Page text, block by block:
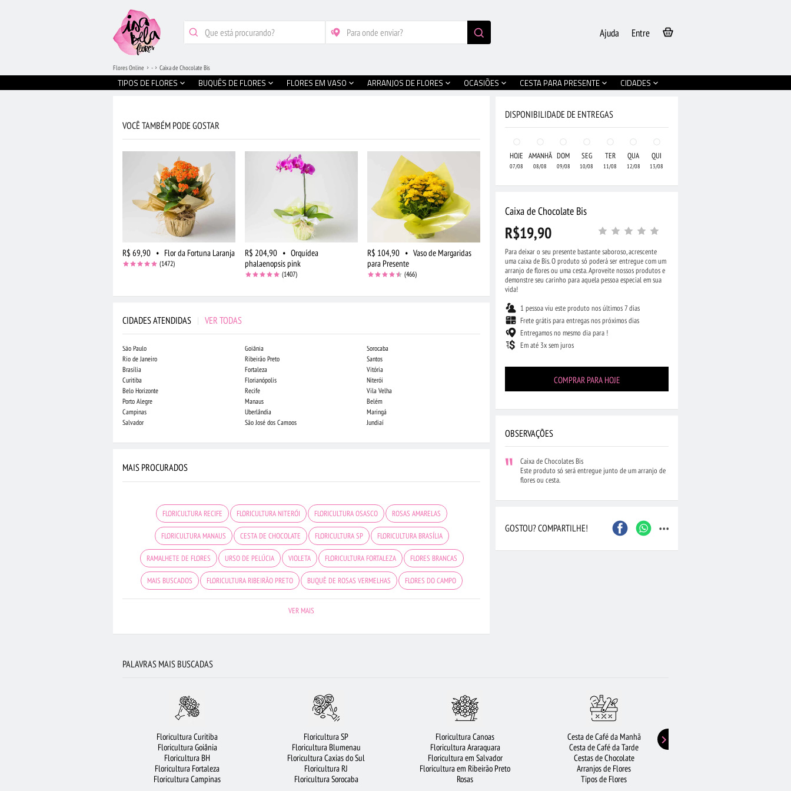
Entre
Ajuda
TIPOS DE FLORES BUQUÊS DE FLORES FLORES EM VASO ARRANJOS DE FLORES OCASIÕES CESTA PARA PRESENTE CIDADES
Flores Online - Caixa de Chocolate Bis
VOCÊ TAMBÉM PODE GOSTAR
R$ 69,90 • Flor da Fortuna Laranja
(1472)
R$ 204,90 • Orquídea
phalaenopsis pink
(1407)
R$ 104,90 • Vaso de Margaridas
para Presente
(466)
CIDADES ATENDIDAS | VER TODAS
São Paulo
Rio de Janeiro
Brasília
Curitiba
Belo Horizonte
Porto Alegre
Campinas
Salvador
Goiânia
Ribeirão Preto
Fortaleza
Florianópolis
Recife
Manaus
Uberlândia
São José dos Campos
Sorocaba
Santos
Vitória
Niterói
Vila Velha
Belém
Maringá
Jundiaí
Campo Grande
Londrina
Juiz de Fora
São José do Rio Preto
Joinville
Barueri
Osasco
Bauru
MAIS PROCURADOS
FLORICULTURA RECIFE FLORICULTURA NITERÓI FLORICULTURA OSASCO ROSAS AMARELAS
FLORICULTURA MANAUS CESTA DE CHOCOLATE FLORICULTURA SP FLORICULTURA BRASÍLIA
RAMALHETE DE FLORES URSO DE PELÚCIA VIOLETA FLORICULTURA FORTALEZA FLORES BRANCAS
MAIS BUSCADOS FLORICULTURA RIBEIRÃO PRETO BUQUÊ DE ROSAS VERMELHAS FLORES DO CAMPO
FLORICULTURA GOIÂNIA
CESTA DE CAFÉ DA MANHÃ
FLORICULTURA BARUERI FLORICULTURA CURITIBA BUQUÊ DE 12 ROSAS VERMELHAS
CIDADES MAIS PROCURADAS FLORICULTURA PORTO ALEGRE ROSAS CESTA DE FRUTAS
BUQUÊS DE FLORES FLORICULTURA SÃO JOSÉ DOS CAMPOS FLORICULTURA SALVADOR
VER MAIS
DISPONIBILIDADE DE ENTREGAS
HOJE
07/08
AMANHÃ
08/08
DOM
09/08
SEG
10/08
TER
11/08
QUA
12/08
QUI
13/08
Caixa de Chocolate Bis
R$19,90
Para deixar o seu presente bastante saboroso, acrescente
uma caixa de Bis. O produto só poderá ser entregue com um
arranjo de flores ou uma cesta. Aproveite nossos produtos e
demonstre seu carinho para aquela pessoa especial em sua
vida!
1 pessoa viu este produto nos últimos 7 dias
Frete grátis para entregas nos próximos dias
Entregamos no mesmo dia para !
Em até 3x sem juros
COMPRAR PARA HOJE
OBSERVAÇÕES
Caixa de Chocolates Bis
Este produto só será entregue junto de um arranjo de
flores ou cesta.
GOSTOU? COMPARTILHE! ...
PALAVRAS MAIS BUSCADAS
Floricultura Curitiba
Floricultura Goiânia
Floricultura BH
Floricultura Fortaleza
Floricultura Campinas
Floricultura SP
Floricultura Blumenau
Floricultura Caxias do Sul
Floricultura RJ
Floricultura Sorocaba
Floricultura Canoas
Floricultura Araraquara
Floricultura em Salvador
Floricultura em Ribeirão Preto
Rosas
Cesta de Café da Manhã
Cesta de Café da Tarde
Cestas de Chocolate
Arranjos de Flores
Tipos de Flores